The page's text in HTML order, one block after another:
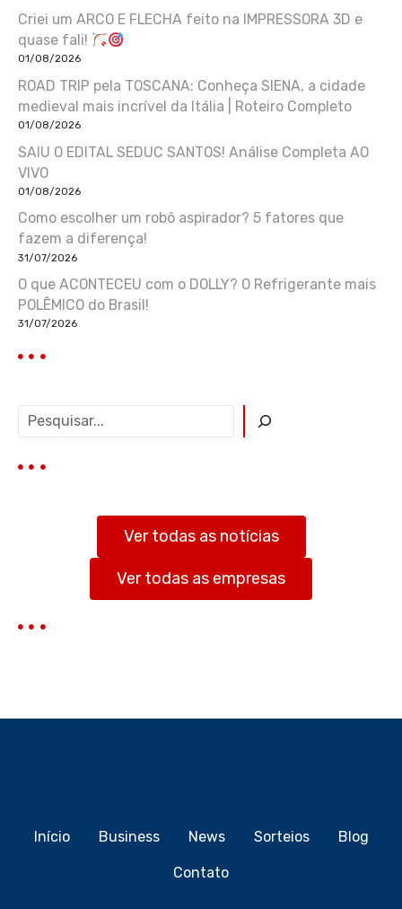
Criei um ARCO E FLECHA feito na IMPRESSORA 3D e
quase fali!
01/08/2026
ROAD TRIP pela TOSCANA: Conheça SIENA, a cidade
medieval mais incrível da Itália | Roteiro Completo
01/08/2026
SAIU O EDITAL SEDUC SANTOS! Análise Completa AO
VIVO
01/08/2026
Como escolher um robô aspirador? 5 fatores que
fazem a diferença!
31/07/2026
O que ACONTECEU com o DOLLY? O Refrigerante mais
POLÊMICO do Brasil!
31/07/2026
q
Ver todas as notícias
Ver todas as empresas
Início Business News Sorteios Blog
Contato